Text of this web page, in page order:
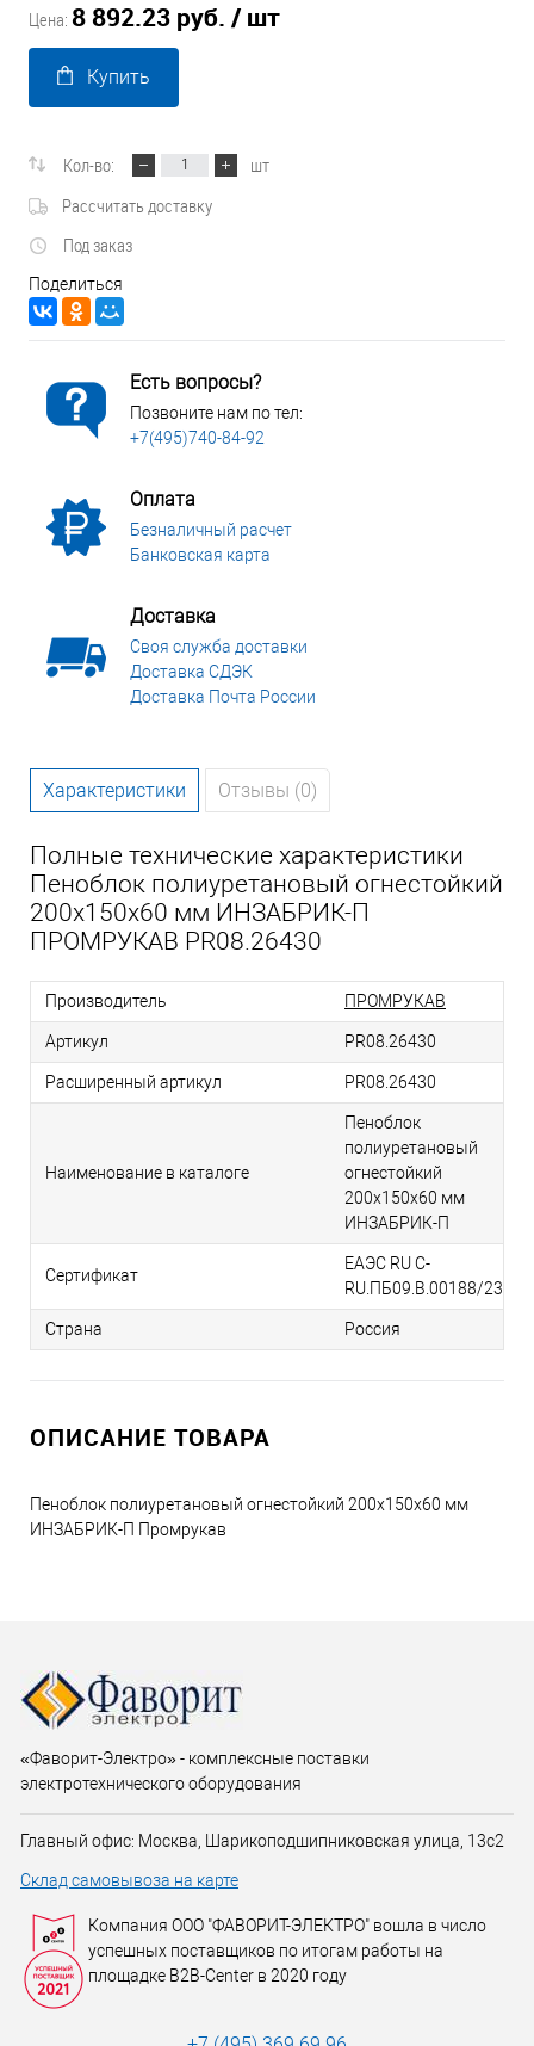
Цена: 8 892.23 руб. / шт
Купить
Кол-во:
шт
Рассчитать доставку
Под заказ
Поделиться
Есть вопросы?
Позвоните нам по тел:
+7(495)740-84-92
Оплата
Безналичный расчет
Банковская карта
Доставка
Своя служба доставки
Доставка СДЭК
Доставка Почта России
Характеристики Отзывы (0)
Полные технические характеристики
Пеноблок полиуретановый огнестойкий
200х150х60 мм ИНЗАБРИК-П
ПРОМРУКАВ PR08.26430
Производитель ПРОМРУКАВ
Артикул PR08.26430
Расширенный артикул PR08.26430
Наименование в каталоге
Пеноблок
полиуретановый
огнестойкий
200х150х60 мм
ИНЗАБРИК-П
Сертификат
ЕАЭС RU С-
RU.ПБ09.В.00188/23
Страна Россия
ОПИСАНИЕ ТОВАРА
Пеноблок полиуретановый огнестойкий 200х150х60 мм
ИНЗАБРИК-П Промрукав
«Фаворит-Электро» - комплексные поставки
электротехнического оборудования
Главный офис: Москва, Шарикоподшипниковская улица, 13с2
Склад самовывоза на карте
Компания ООО "ФАВОРИТ-ЭЛЕКТРО" вошла в число
успешных поставщиков по итогам работы на
площадке B2B-Center в 2020 году